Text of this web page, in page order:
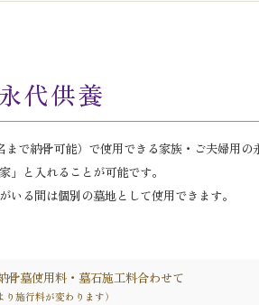
代供養
まで納骨可能）で使用できる家族・ご夫婦用の
」と入れることが可能です。
いる間は個別の墓地として使用できます。
骨墓使用料・墓石施工料合わせて
り施行料が変わります）